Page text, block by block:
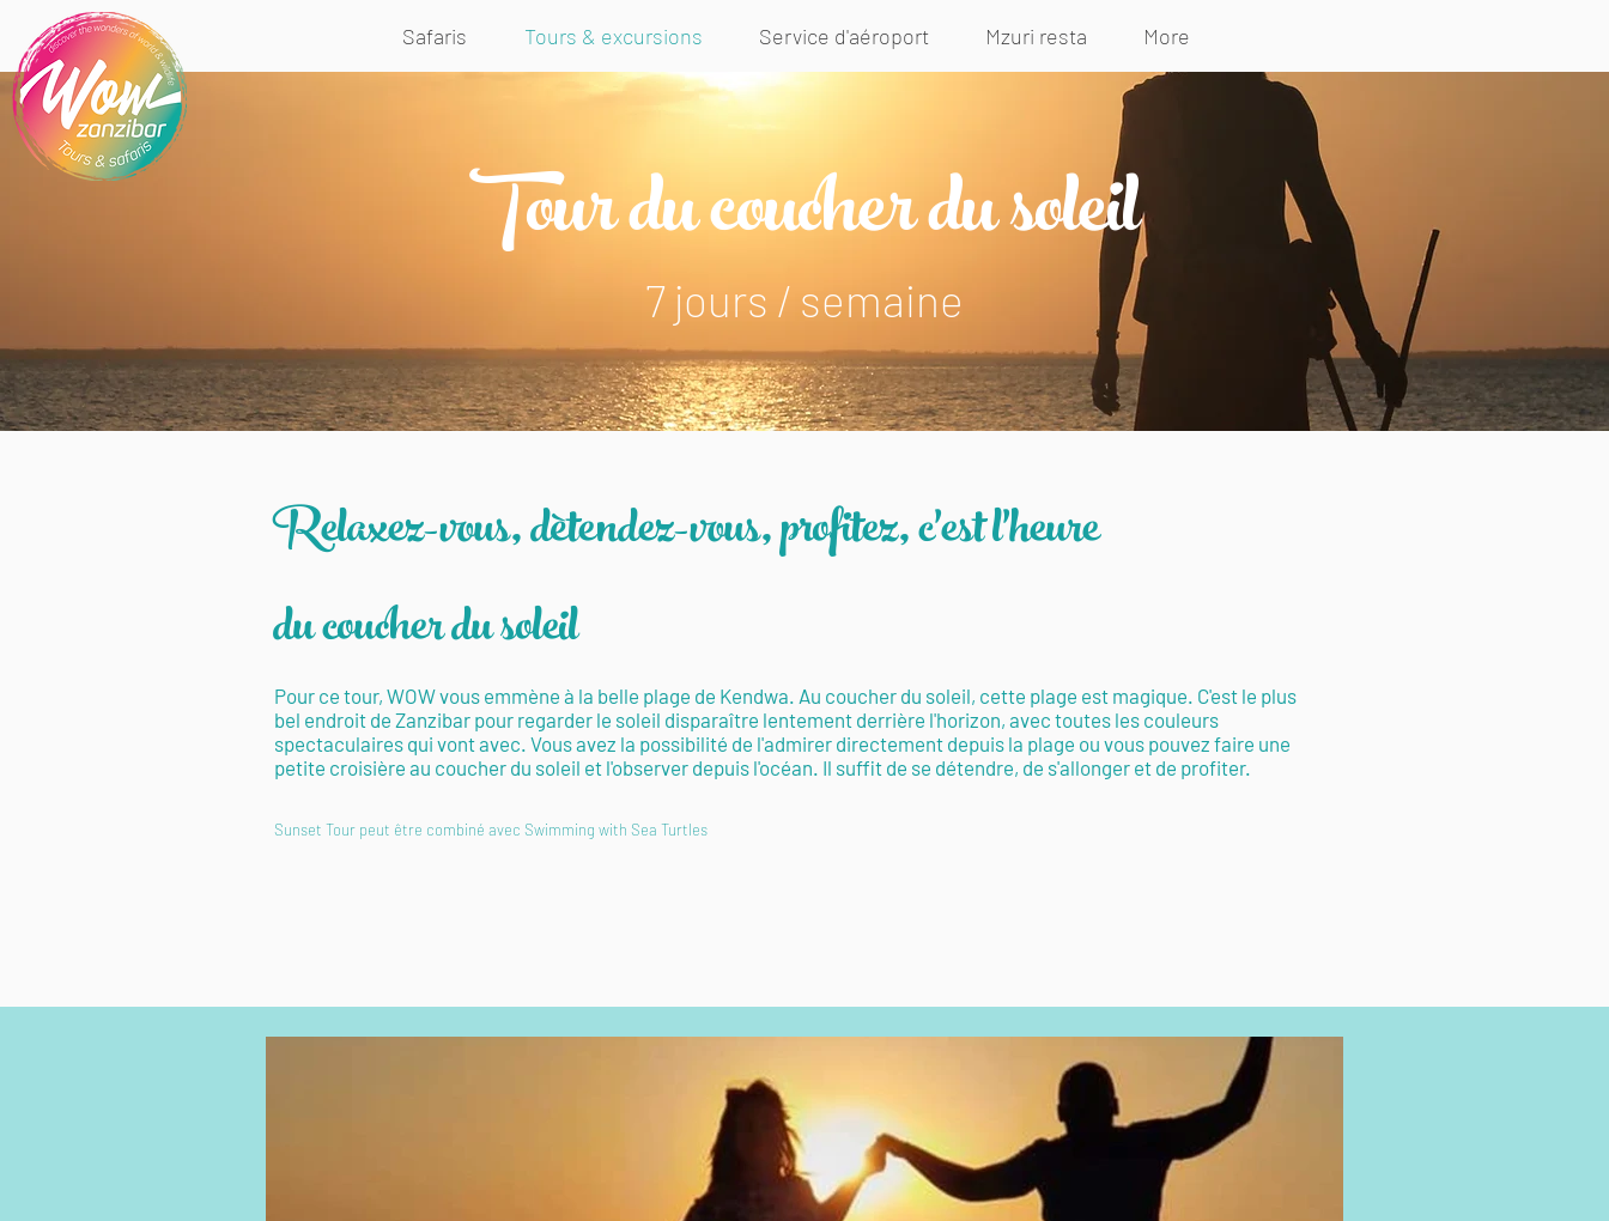
Safaris Tours & excursions Service d'aéroport Mzuri resta More
Tour du coucher du soleil
7 jours / semaine
Relaxez-vous, dètendez-vous, profitez, c'est l'heure
du coucher du soleil
Pour ce tour, WOW vous emmène à la belle plage de Kendwa. Au coucher du soleil, cette plage est magique. C'est le plus
bel endroit de Zanzibar pour regarder le soleil disparaître lentement derrière l'horizon, avec toutes les couleurs
spectaculaires qui vont avec. Vous avez la possibilité de l'admirer directement depuis la plage ou vous pouvez faire une
petite croisière au coucher du soleil et l'observer depuis l'océan. Il suffit de se détendre, de s'allonger et de profiter.
Sunset Tour peut être combiné avec Swimming with Sea Turtles